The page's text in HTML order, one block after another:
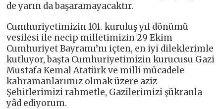
de yarın da başaramayacaktır.
Cumhuriyetimizin 101. kuruluş yıl dönümü
vesilesi ile necip milletimizin 29 Ekim
Cumhuriyet Bayramı’nı içten, en iyi dileklerimle
kutluyor, başta Cumhuriyetimizin kurucusu Gazi
Mustafa Kemal Atatürk ve milli mücadele
kahramanlarımız olmak üzere aziz
Şehitlerimizi rahmetle, Gazilerimizi şükranla
yâd ediyorum.